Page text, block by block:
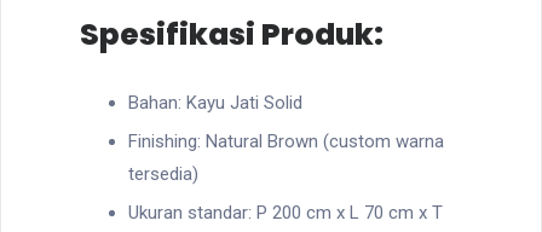
Spesifikasi Produk:
Bahan: Kayu Jati Solid
Finishing: Natural Brown (custom warna
tersedia)
Ukuran standar: P 200 cm x L 70 cm x T